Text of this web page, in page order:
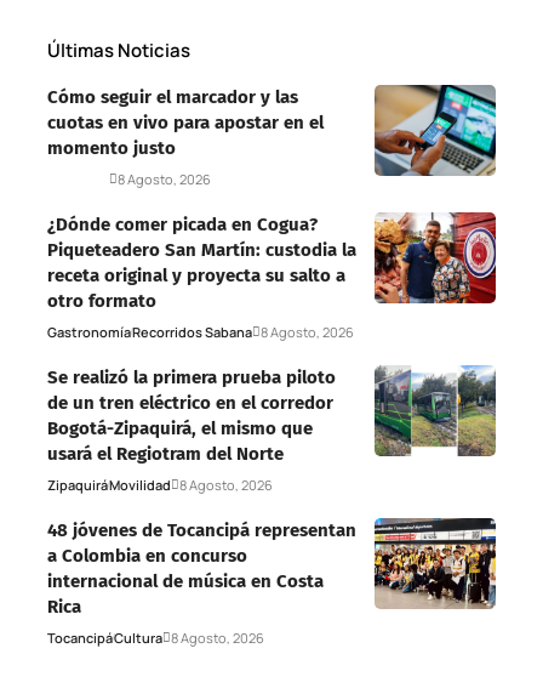
Últimas Noticias
Cómo seguir el marcador y las
cuotas en vivo para apostar en el
momento justo
8 Agosto, 2026
¿Dónde comer picada en Cogua?
Piqueteadero San Martín: custodia la
receta original y proyecta su salto a
otro formato
GastronomíaRecorridos Sabana 8 Agosto, 2026
Se realizó la primera prueba piloto
de un tren eléctrico en el corredor
Bogotá-Zipaquirá, el mismo que
usará el Regiotram del Norte
ZipaquiráMovilidad 8 Agosto, 2026
48 jóvenes de Tocancipá representan
a Colombia en concurso
internacional de música en Costa
Rica
TocancipáCultura 8 Agosto, 2026